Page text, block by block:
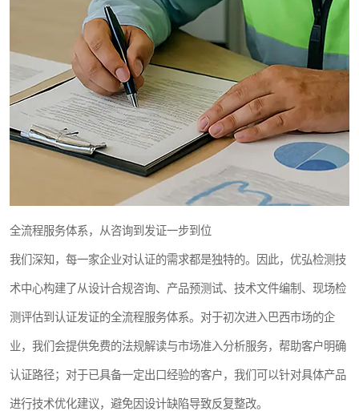
全流程服务体系，从咨询到发证一步到位
我们深知，每一家企业对认证的需求都是独特的。因此，优弘检测技
术中心构建了从设计合规咨询、产品预测试、技术文件编制、现场检
测评估到认证发证的全流程服务体系。对于初次进入巴西市场的企
业，我们会提供免费的法规解读与市场准入分析服务，帮助客户明确
认证路径；对于已具备一定出口经验的客户，我们可以针对具体产品
进行技术优化建议，避免因设计缺陷导致反复整改。